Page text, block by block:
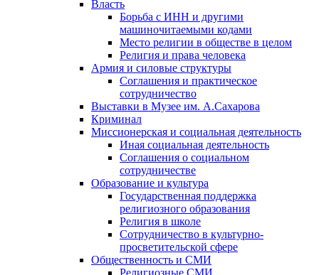
Власть
Борьба с ИНН и другими
машиночитаемыми кодами
Место религии в обществе в целом
Религия и права человека
Армия и силовые структуры
Соглашения и практическое
сотрудничество
Выставки в Музее им. А.Сахарова
Криминал
Миссионерская и социальная деятельность
Иная социальная деятельность
Соглашения о социальном
сотрудничестве
Образование и культура
Государственная поддержка
религиозного образования
Религия в школе
Сотрудничество в культурно-
просветительской сфере
Общественность и СМИ